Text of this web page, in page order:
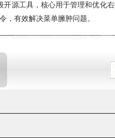
源工具，核心用于管理和优化
，有效解决菜单臃肿问题。